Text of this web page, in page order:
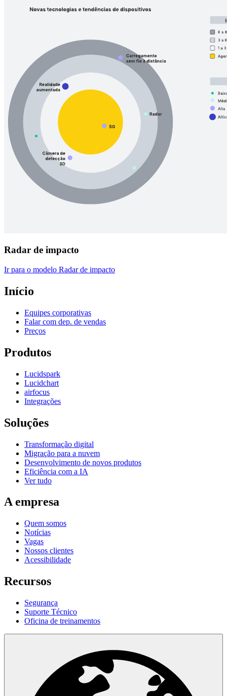
Radar de impacto
Ir para o modelo Radar de impacto
Início
Equipes corporativas
Falar com dep. de vendas
Preços
Produtos
Lucidspark
Lucidchart
airfocus
Integrações
Soluções
Transformação digital
Migração para a nuvem
Desenvolvimento de novos produtos
Eficiência com a IA
Ver tudo
A empresa
Quem somos
Notícias
Vagas
Nossos clientes
Acessibilidade
Recursos
Segurança
Suporte Técnico
Oficina de treinamentos